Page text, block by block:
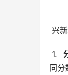
兴
1.
同分